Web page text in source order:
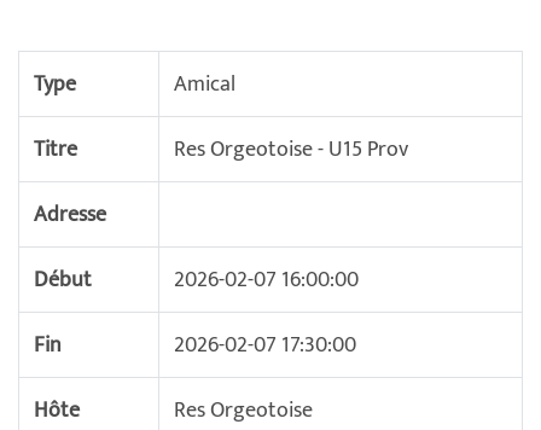
Type
Amical
Titre
Res Orgeotoise - U15 Prov
Adresse
Début
2026-02-07 16:00:00
Fin
2026-02-07 17:30:00
Hôte
Res Orgeotoise